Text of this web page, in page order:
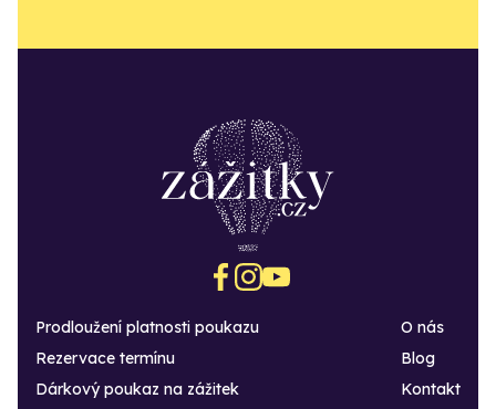
Prodloužení platnosti poukazu
Rezervace termínu
Dárkový poukaz na zážitek
O nás
Blog
Kontakt